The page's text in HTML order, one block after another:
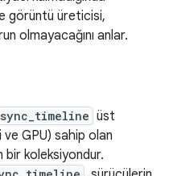
görüntü üreticisi,
olmayacağını anlar.
sync_timeline üst
GPU) sahip olan
bir koleksiyondur.